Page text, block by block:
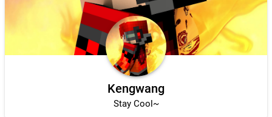
Kengwang
Stay Cool~